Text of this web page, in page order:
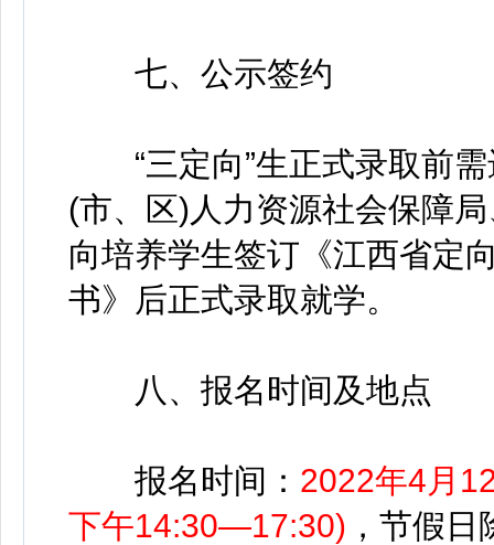
七、公示签约
“三定向”生正式录取前需
(市、区)人力资源社会保障
向培养学生签订《江西省定
书》后正式录取就学。
八、报名时间及地点
报名时间： 2022年4月
下午14:30—17:30) ，节假日